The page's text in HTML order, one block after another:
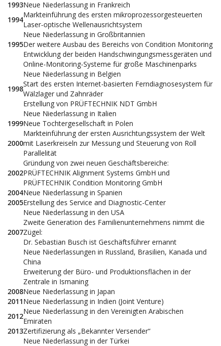
1993Neue Niederlassung in Frankreich
1994
Markteinführung des ersten mikroprozessorgesteuerten
Laser-optische Wellenausrichtsystem
Neue Niederlassung in Großbritannien
1995Der weitere Ausbau des Bereichs von Condition Monitoring
Entwicklung der beiden Handschwingungsmessgeräten und
Online-Monitoring-Systeme für große Maschinenparks
Neue Niederlassung in Belgien
1998
Start des ersten Internet-basierten Ferndiagnosesystem für
Wälzlager und Zahnräder
Erstellung von PRÜFTECHNIK NDT GmbH
Neue Niederlassung in Italien
1999Neue Tochtergesellschaft in Polen
2000
Markteinführung der ersten Ausrichtungssystem der Welt
mit Laserkreiseln zur Messung und Steuerung von Roll
Parallelität
2002
Gründung von zwei neuen Geschäftsbereiche:
PRÜFTECHNIK Alignment Systems GmbH und
PRÜFTECHNIK Condition Monitoring GmbH
2004Neue Niederlassung in Spanien
2005Erstellung des Service and Diagnostic-Center
Neue Niederlassung in den USA
2007
Zweite Generation des Familienunternehmens nimmt die
Zügel:
Dr. Sebastian Busch ist Geschäftsführer ernannt
Neue Niederlassungen in Russland, Brasilien, Kanada und
China
Erweiterung der Büro- und Produktionsflächen in der
Zentrale in Ismaning
2008Neue Niederlassung in Japan
2011Neue Niederlassung in Indien (Joint Venture)
2012
Neue Niederlassung in den Vereinigten Arabischen
Emiraten
2013Zertifizierung als „Bekannter Versender“
Neue Niederlassung in der Türkei